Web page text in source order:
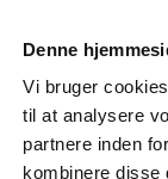
Denne
Vi bruger
til at analysere
partnere inden
kombinere disse